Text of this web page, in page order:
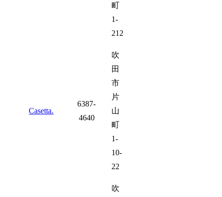
町
1-
212
Casetta.
6387-
4640
吹
田
市
片
山
町
1-
10-
22
吹